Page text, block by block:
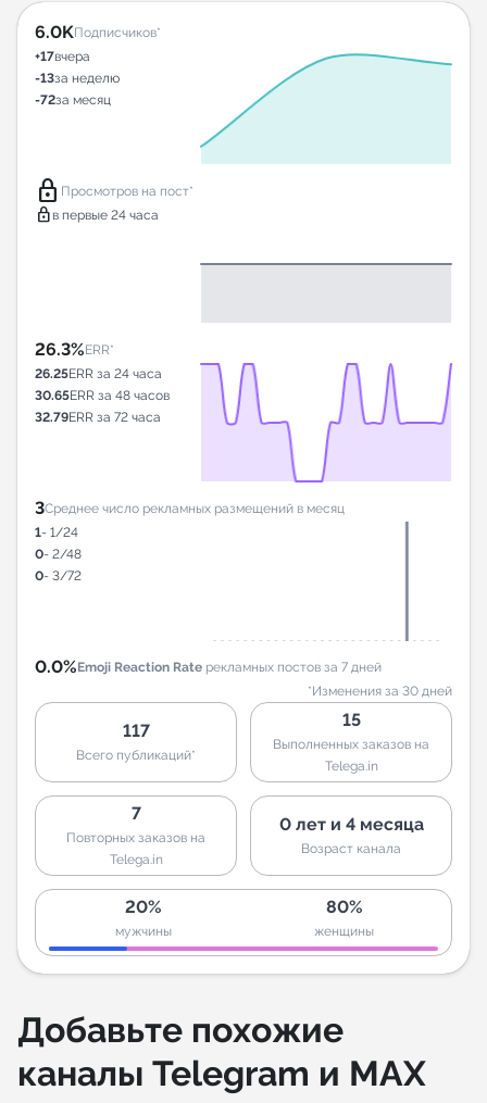
6.0KПодписчиков*
+17вчера
-13за неделю
-72за месяц
lock Просмотров на пост*
lock в первые 24 часа
26.3%ERR*
26.25ERR за 24 часа
30.65ERR за 48 часов
32.79ERR за 72 часа
3Среднее число рекламных размещений в месяц
1- 1/24
0- 2/48
0- 3/72
0.0%Emoji Reaction Rate рекламных постов за 7 дней
*Изменения за 30 дней
117
Всего публикаций*
15
Выполненных заказов на
Telega.in
7
Повторных заказов на
Telega.in
0 лет и 4 месяца
Возраст канала
20%
мужчины
80%
женщины
Добавьте похожие
каналы Telegram и MAX